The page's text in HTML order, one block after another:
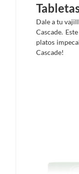
Dale a tu
Cascade.
platos
Cascade!